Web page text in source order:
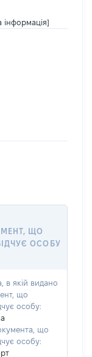
інформація]
ЩО
ОСОБУ
в якій видано
що
особу:
що
особу: